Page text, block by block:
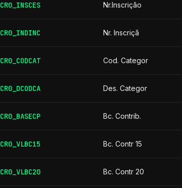
CR0_INSCES Nr.Inscrição
CR0_INDINC Nr. Inscriçã
CR0_CODCAT Cod. Categor
CR0_DCODCA Des. Categor
CR0_BASECP Bc. Contrib.
CR0_VLBC15 Bc. Contr 15
CR0_VLBC20 Bc. Contr 20